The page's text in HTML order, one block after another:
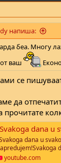
напиша:
беа. Многу
ваш
се
да
прочитате
dana u
dana u
youtube.com